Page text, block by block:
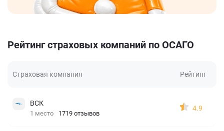
Рейтинг страховых компаний по ОСАГО
Страховая компания Рейтинг
ВСК
1 место 1719 отзывов
4.9